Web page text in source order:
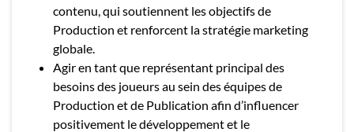
contenu, qui soutiennent les objectifs de
Production et renforcent la stratégie marketing
globale.
Agir en tant que représentant principal des
besoins des joueurs au sein des équipes de
Production et de Publication afin d’influencer
positivement le développement et le